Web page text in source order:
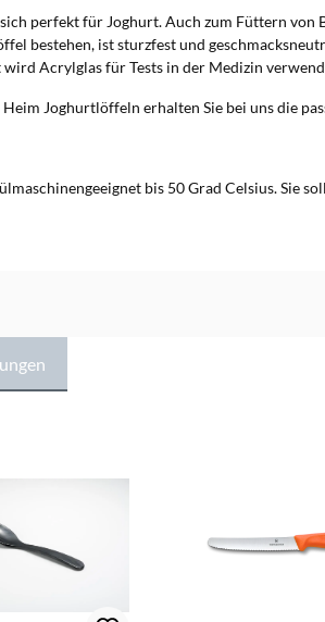
seine schönen
funktionalen
Optik
und
auch für
und geben
alle Heim
nur einen
echten
Das
Plexiglas hat
viele Vorteile
perfekt für Joghurt. Auch zum Füttern von
bestehen, ist sturzfest und
Acrylglas für Tests in der Medizin
Heim Joghurtlöffeln erhalten Sie bei uns die
bis 50 Grad Celsius. Sie